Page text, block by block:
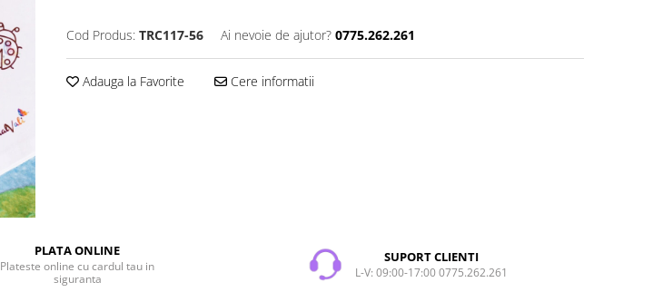
Cod Produs: TRC117-56 Ai nevoie de ajutor? 0775.262.261
Adauga la Favorite Cere informatii
PLATA ONLINE
Plateste online cu cardul tau in
siguranta
SUPORT CLIENTI
L-V: 09:00-17:00 0775.262.261